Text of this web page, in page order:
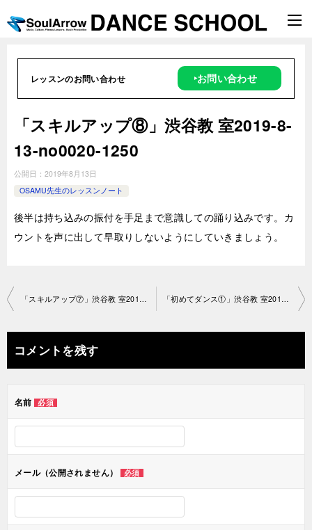
レッスンのお問い合わせ ‣お問い合わせ
「スキルアップ⑧」渋谷教 室2019-8-
13-no0020-1250
公開日： 2019年8月13日
OSAMU先生のレッスンノート
後半は持ち込みの振付を手足まで意識しての踊り込みです。カ
ウントを声に出して早取りしないようにしていきましょう。
投
ナ
ビ
ー
ン
コメントを残す
名前 必須
メール（公開されません） 必須